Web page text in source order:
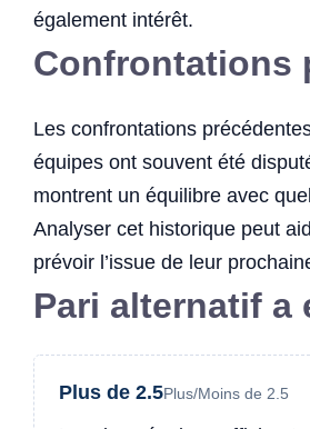
également intérêt.
Confrontations
Les confrontations
équipes ont souvent été
montrent un équilibre avec
Analyser cet historique peut
prévoir l’issue de leur
Pari alternatif a
Plus de 2.5Plus/Moins de 2.5